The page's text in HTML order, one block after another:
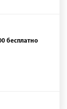
бесплатно